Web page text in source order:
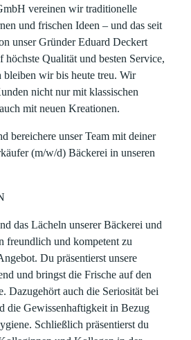
vereinen wir traditionelle
und frischen Ideen – und das seit
unser Gründer Eduard Deckert
höchste Qualität und besten Service,
bleiben wir bis heute treu. Wir
nicht nur mit klassischen
mit neuen Kreationen.
bereichere unser Team mit deiner
(m/w/d) Bäckereiin unseren
das Lächeln unserer Bäckerei und
freundlich und kompetent zu
Du präsentierst unsere
und bringst die Frische auf den
Dazugehört auch die Seriosität bei
die Gewissenhaftigkeit in Bezug
Schließlich präsentierst du